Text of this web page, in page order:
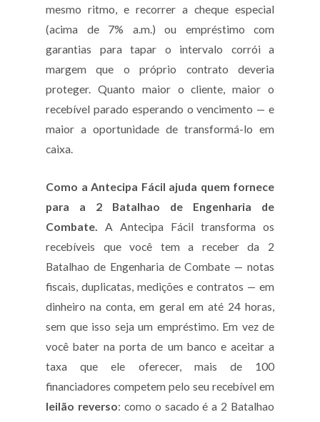
mesmo ritmo, e recorrer a cheque especial
(acima de 7% a.m.) ou empréstimo com
garantias para tapar o intervalo corrói a
margem que o próprio contrato deveria
proteger. Quanto maior o cliente, maior o
recebível parado esperando o vencimento — e
maior a oportunidade de transformá-lo em
caixa.
Como a Antecipa Fácil ajuda quem fornece
para a 2 Batalhao de Engenharia de
Combate. A Antecipa Fácil transforma os
recebíveis que você tem a receber da 2
Batalhao de Engenharia de Combate — notas
fiscais, duplicatas, medições e contratos — em
dinheiro na conta, em geral em até 24 horas,
sem que isso seja um empréstimo. Em vez de
você bater na porta de um banco e aceitar a
taxa que ele oferecer, mais de 100
financiadores competem pelo seu recebível em
leilão reverso: como o sacado é a 2 Batalhao